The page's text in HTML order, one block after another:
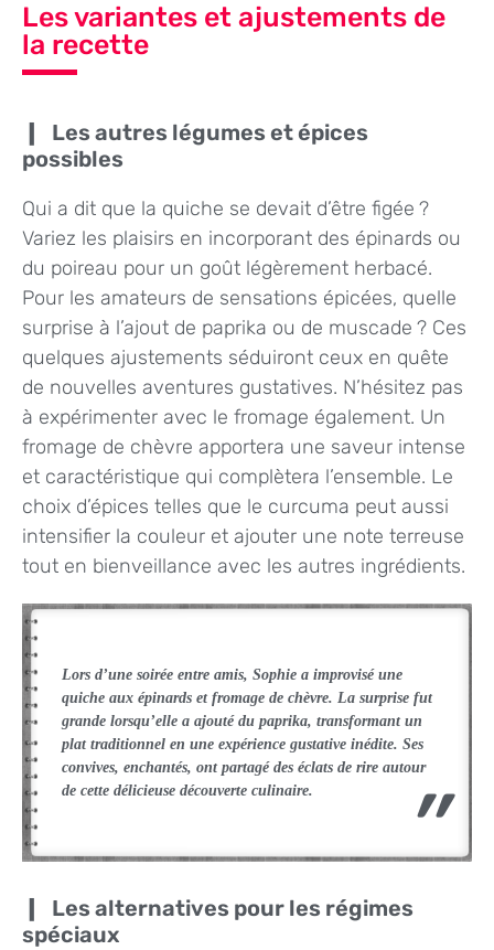
Les variantes et ajustements de
la recette
Les autres légumes et épices
possibles
Qui a dit que la quiche se devait d’être figée ?
Variez les plaisirs en incorporant des épinards ou
du poireau pour un goût légèrement herbacé.
Pour les amateurs de sensations épicées, quelle
surprise à l’ajout de paprika ou de muscade ? Ces
quelques ajustements séduiront ceux en quête
de nouvelles aventures gustatives. N’hésitez pas
à expérimenter avec le fromage également. Un
fromage de chèvre apportera une saveur intense
et caractéristique qui complètera l’ensemble. Le
choix d’épices telles que le curcuma peut aussi
intensifier la couleur et ajouter une note terreuse
tout en bienveillance avec les autres ingrédients.
Lors d’une soirée entre amis, Sophie a improvisé une
quiche aux épinards et fromage de chèvre. La surprise fut
grande lorsqu’elle a ajouté du paprika, transformant un
plat traditionnel en une expérience gustative inédite. Ses
convives, enchantés, ont partagé des éclats de rire autour
de cette délicieuse découverte culinaire.
Les alternatives pour les régimes
spéciaux